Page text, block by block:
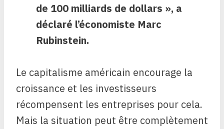
de 100 milliards de dollars », a
déclaré l’économiste Marc
Rubinstein.
Le capitalisme américain encourage la
croissance et les investisseurs
récompensent les entreprises pour cela.
Mais la situation peut être complètement